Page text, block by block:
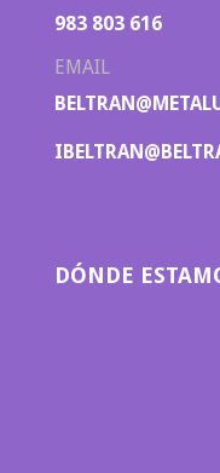
983 803 616
EMAIL
DÓNDE